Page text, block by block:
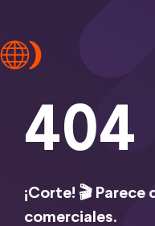
404
¡Corte! 🎬 Parece
comerciales.